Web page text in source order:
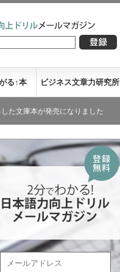
る↑本 ビジネス文章力研究所
売になりました